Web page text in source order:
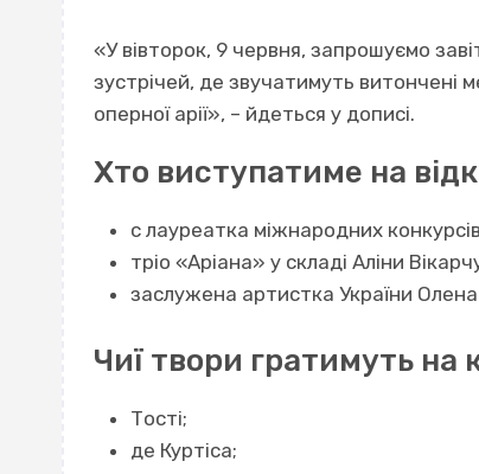
«У вівторок, 9 червня, запрошуємо
зустрічей, де звучатимуть витончені
оперної арії», – йдеться у дописі.
Хто виступатиме на
с лауреатка міжнародних
тріо «Аріана» у складі Аліни
заслужена артистка України Олена
Чиї твори гратимуть на
Тості;
де Куртіса;